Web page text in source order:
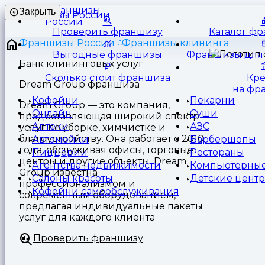
Франшизы
России
Закрыть
Проверить франшизу Каталог
Выгодные франшизы Франшизы для
Сколько стоит франшиза
на
Кофейни
Пекарни
Онлайн
Суши
Аптеки
АЗС
Автомойки
Барбершопы
Пиццерии
Рестораны
Агентства недвижимости
Салоны красоты
Детские
Кофейни самообслуживания
Франшизы России
Франшизы клининга
Банк клининговых услуг
Dream Group франшиза
Dream Group — это компания,
предоставляющая широкий спектр
услуг по уборке, химчистке и
благоустройству. Она работает с 2010
года, обслуживая офисы, торговые
центры и другие объекты. Dream
Group известна
профессионализмом и
современным оборудованием,
предлагая индивидуальные пакеты
услуг для каждого клиента
Проверить франшизу